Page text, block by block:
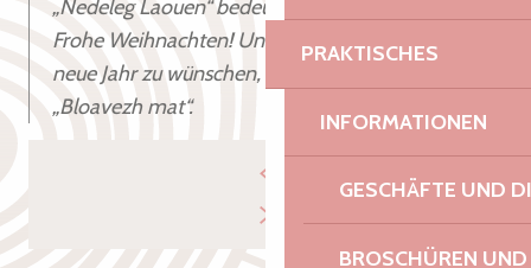
PRAKTISCHES
INFORMATIONEN
GESCHÄFTE UND
BROSCHÜREN
„Nedeleg Laouen“ bedeutet auf Bretonisch
Frohe Weihnachten! Und um Ihren Lieben das
neue Jahr zu wünschen, sagen Sie einfach
„Bloavezh mat“.